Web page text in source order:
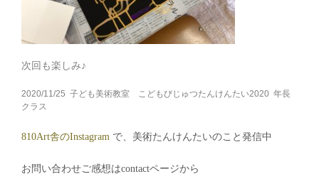
次回も楽しみ♪
2020/11/25 子ども美術教室 こどもびじゅつたんけんたい2020 年長
クラス
810Art舎のInstagram で、美術たんけんたいのこと発信中
お問い合わせご感想はcontactページから